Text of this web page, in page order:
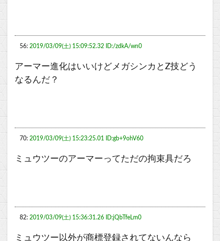
56: 2019/03/09(土) 15:09:52.32 ID:/zdkA/wn0
アーマー進化はいいけどメガシンカとZ技どう
なるんだ？
70: 2019/03/09(土) 15:23:25.01 ID:gb+9ohV60
ミュウツーのアーマーってただの拘束具だろ
82: 2019/03/09(土) 15:36:31.26 ID:jQbTfeLm0
ミュウツー以外が商標登録されてないんなら